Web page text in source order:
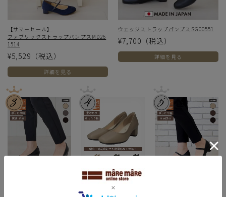
【サマーセール】
ファブリックストラップパンプスMD26
1514
¥5,529 （税込）
詳細を見る
ウェッジストラップパンプスSG00551
¥7,700 （税込）
詳細を見る
防水プレーンパンプスS